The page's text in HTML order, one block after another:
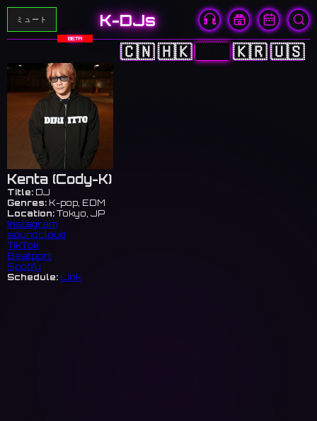
ミュート K-DJs
BETA
🇨🇳🇭🇰🇯🇵 🇰🇷🇺🇸
Kenta (Cody-K)
Title: DJ
Genres: K-pop, EDM
Location: Tokyo, JP
Instagram
soundcloud
TikTok
Beatport
Spotify
Schedule: Link